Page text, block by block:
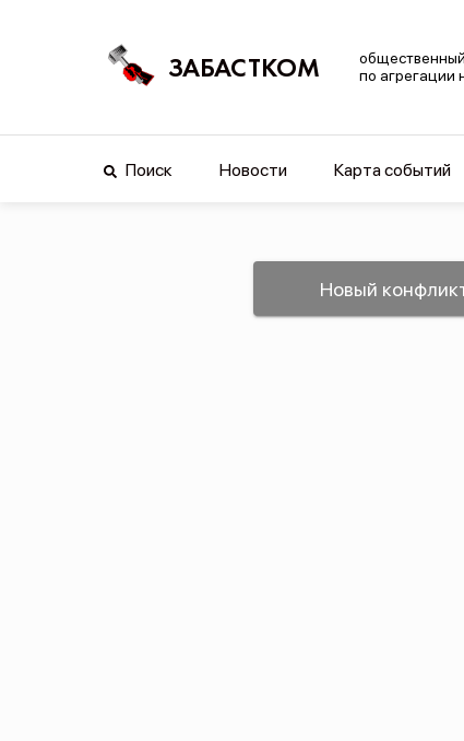
ЗАБАСТКОМ
по агрегации
Поиск Новости Карта событий
Новый